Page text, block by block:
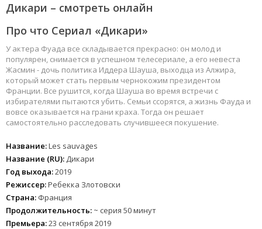
Дикари – смотреть онлайн
Про что Сериал «Дикари»
У актера Фуада все складывается прекрасно: он молод и
популярен, снимается в успешном телесериале, а его невеста
Жасмин - дочь политика Иддера Шауша, выходца из Алжира,
который может стать первым чернокожим президентом
Франции. Все рушится, когда Шауша во время встречи с
избирателями пытаются убить. Семьи ссорятся, а жизнь Фауда и
вовсе оказывается на грани краха. Тогда он решает
самостоятельно расследовать случившееся покушение.
Название:Les sauvages
Название (RU): Дикари
Год выхода:2019
Режиссер:Ребекка Злотовски
Страна: Франция
Продолжительность: ~ серия 50 минут
Премьера:23 сентября 2019